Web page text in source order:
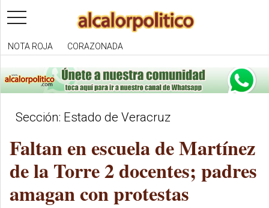
toggle
navigation
NOTA ROJA CORAZONADA
Sección: Estado de Veracruz
Faltan en escuela de Martínez
de la Torre 2 docentes; padres
amagan con protestas